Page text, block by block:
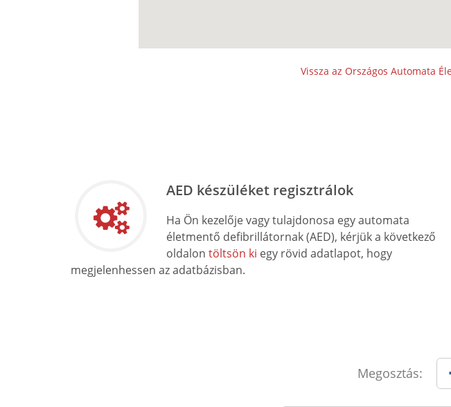
Vissza az Országos Automata
AED készüléket regisztrálok
Ha Ön kezelője vagy tulajdonosa egy automata
életmentő defibrillátornak (AED), kérjük a következő
oldalon töltsön ki egy rövid adatlapot, hogy
megjelenhessen az adatbázisban.
Megosztás: